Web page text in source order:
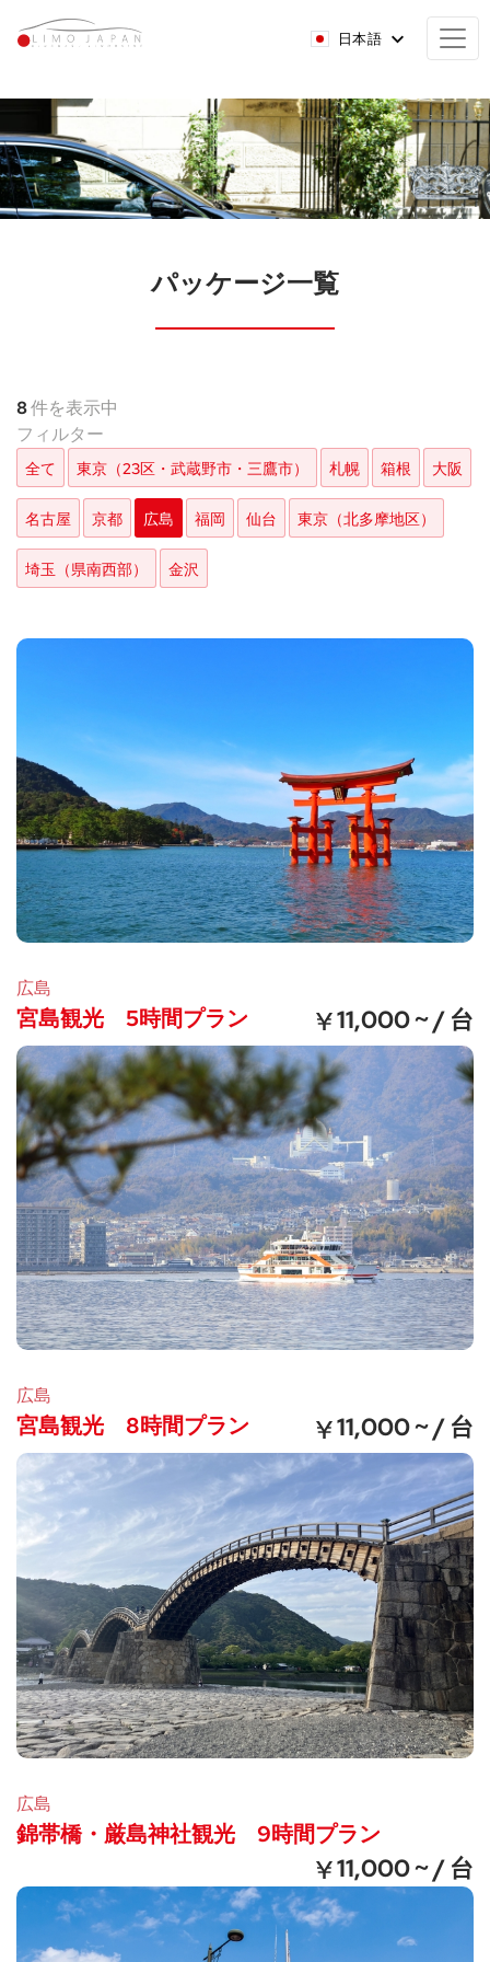
日本語
パッケージ一覧
8件を表示中
フィルター
全て 東京（23区・武蔵野市・三鷹市） 札幌 箱根 大阪
名古屋 京都 広島 福岡 仙台 東京（北多摩地区）
埼玉（県南西部） 金沢
広島
宮島観光 5時間プラン 11,000 ~ / 台
広島
宮島観光 8時間プラン 11,000 ~ / 台
広島
錦帯橋・厳島神社観光 9時間プラン
11,000 ~ / 台